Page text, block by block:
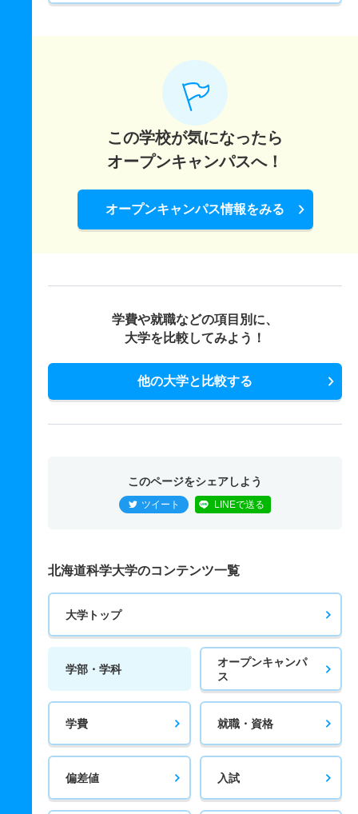
この学校が気になったら
オープンキャンパスへ！
オープンキャンパス情報をみる
学費や就職などの項目別に、
大学を比較してみよう！
他の大学と比較する
このページをシェアしよう
ツイート LINEで送る
北海道科学大学のコンテンツ一覧
大学トップ
学部・学科
オープンキャンパ
ス
学費 就職・資格
偏差値 入試